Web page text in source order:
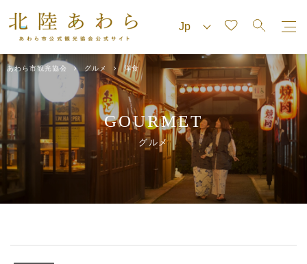
あわら市観光協会 グルメ 洋食
GOURMET
グルメ